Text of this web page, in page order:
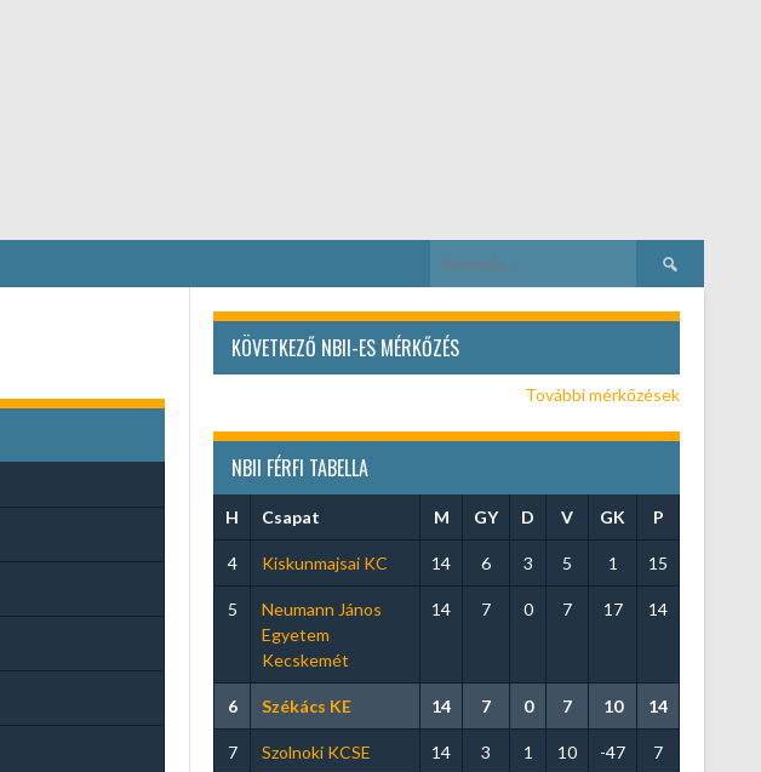
Keresés:
KÖVETKEZŐ NBII-ES MÉRKŐZÉS
További mérkőzések
NBII FÉRFI TABELLA
H Csapat M GY D V GK P
4 Kiskunmajsai KC 14 6 3 5 1 15
5
Neumann János
Egyetem
Kecskemét
14 7 0 7 17 14
6 Székács KE 14 7 0 7 10 14
7 Szolnoki KCSE 14 3 1 10 -47 7